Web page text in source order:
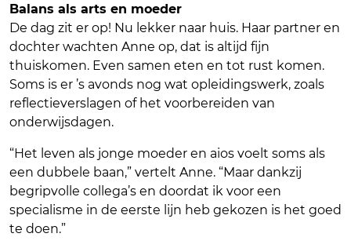
Balans als arts en moeder
De dag zit er op! Nu lekker naar huis. Haar partner en
dochter wachten Anne op, dat is altijd fijn
thuiskomen. Even samen eten en tot rust komen.
Soms is er ’s avonds nog wat opleidingswerk, zoals
reflectieverslagen of het voorbereiden van
onderwijsdagen.
“Het leven als jonge moeder en aios voelt soms als
een dubbele baan,” vertelt Anne. “Maar dankzij
begripvolle collega’s en doordat ik voor een
specialisme in de eerste lijn heb gekozen is het goed
te doen.”